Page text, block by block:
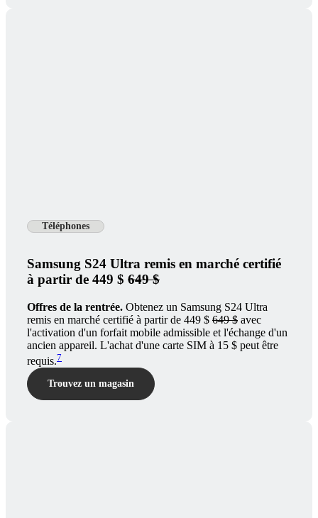
Téléphones
Samsung S24 Ultra remis en marché certifié
à partir de 449 $ 649 $
Offres de la rentrée. Obtenez un Samsung S24 Ultra
remis en marché certifié à partir de 449 $ 649 $ avec
l'activation d'un forfait mobile admissible et l'échange d'un
ancien appareil. L'achat d'une carte SIM à 15 $ peut être
requis.7
Trouvez un magasin